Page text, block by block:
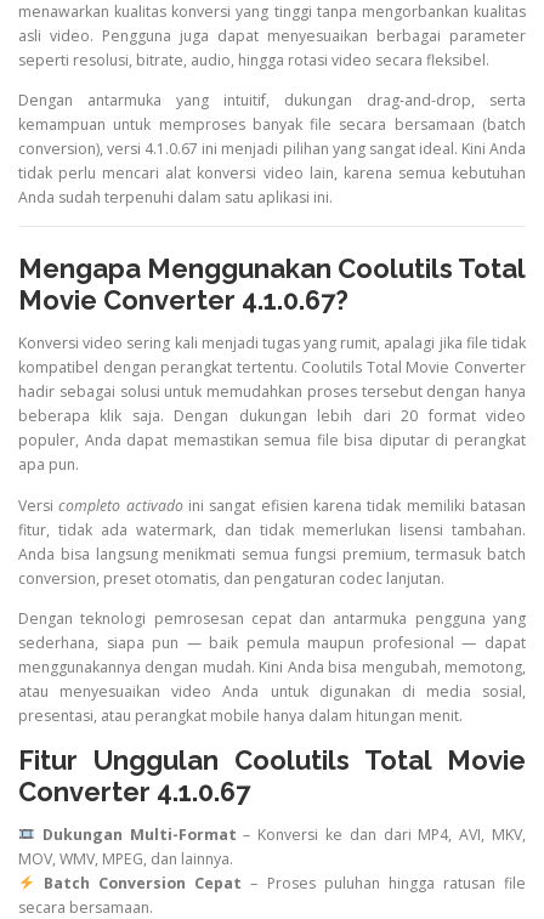
menawarkan kualitas konversi yang tinggi tanpa mengorbankan kualitas
asli video. Pengguna juga dapat menyesuaikan berbagai parameter
seperti resolusi, bitrate, audio, hingga rotasi video secara fleksibel.
Dengan antarmuka yang intuitif, dukungan drag-and-drop, serta
kemampuan untuk memproses banyak file secara bersamaan (batch
conversion), versi 4.1.0.67 ini menjadi pilihan yang sangat ideal. Kini Anda
tidak perlu mencari alat konversi video lain, karena semua kebutuhan
Anda sudah terpenuhi dalam satu aplikasi ini.
Mengapa Menggunakan Coolutils Total
Movie Converter 4.1.0.67?
Konversi video sering kali menjadi tugas yang rumit, apalagi jika file tidak
kompatibel dengan perangkat tertentu. Coolutils Total Movie Converter
hadir sebagai solusi untuk memudahkan proses tersebut dengan hanya
beberapa klik saja. Dengan dukungan lebih dari 20 format video
populer, Anda dapat memastikan semua file bisa diputar di perangkat
apa pun.
Versicompleto activadoini sangat efisien karena tidak memiliki batasan
fitur, tidak ada watermark, dan tidak memerlukan lisensi tambahan.
Anda bisa langsung menikmati semua fungsi premium, termasuk batch
conversion, preset otomatis, dan pengaturan codec lanjutan.
Dengan teknologi pemrosesan cepat dan antarmuka pengguna yang
sederhana, siapa pun — baik pemula maupun profesional — dapat
menggunakannya dengan mudah. Kini Anda bisa mengubah, memotong,
atau menyesuaikan video Anda untuk digunakan di media sosial,
presentasi, atau perangkat mobile hanya dalam hitungan menit.
Fitur Unggulan Coolutils Total Movie
Converter 4.1.0.67
Dukungan Multi-Format – Konversi ke dan dari MP4, AVI, MKV,
MOV, WMV, MPEG, dan lainnya.
Batch Conversion Cepat – Proses puluhan hingga ratusan file
secara bersamaan.